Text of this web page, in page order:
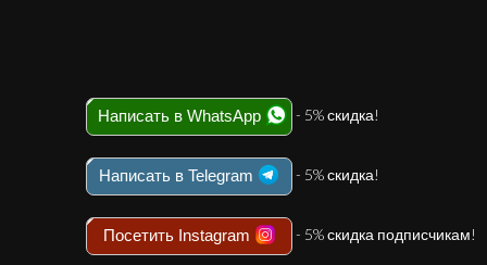
Написать в WhatsApp - 5% скидка!
Написать в Telegram - 5% скидка!
Посетить Instagram - 5% скидка подписчикам!